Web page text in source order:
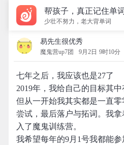
帮孩子，真正记住单词
少壮不努力，老大背单词
易先生很优秀
魔鬼营up7团 9月2日 9时10分
七年之后，我应该也是27了
2019年，我给自己的目标其
但从一开始我其实都是一直
尝试，最后落户与拓词。我
入了魔鬼训练营。
我希望每年的9月1号我都能参